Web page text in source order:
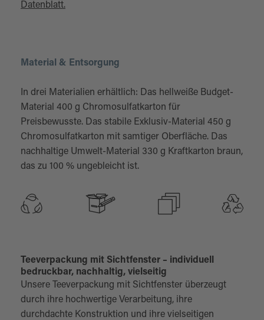
Datenblatt.
Material & Entsorgung
In drei Materialien erhältlich: Das hellweiße Budget-
Material 400 g Chromosulfatkarton für
Preisbewusste. Das stabile Exklusiv-Material 450 g
Chromosulfatkarton mit samtiger Oberfläche. Das
nachhaltige Umwelt-Material 330 g Kraftkarton braun,
das zu 100 % ungebleicht ist.
Teeverpackung mit Sichtfenster – individuell
bedruckbar, nachhaltig, vielseitig
Unsere Teeverpackung mit Sichtfenster überzeugt
durch ihre hochwertige Verarbeitung, ihre
durchdachte Konstruktion und ihre vielseitigen